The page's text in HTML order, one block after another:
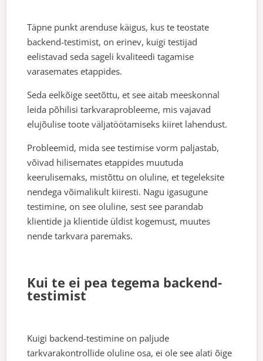
Täpne punkt arenduse käigus, kus te teostate
backend-testimist, on erinev, kuigi testijad
eelistavad seda sageli kvaliteedi tagamise
varasemates etappides.
Seda eelkõige seetõttu, et see aitab meeskonnal
leida põhilisi tarkvaraprobleeme, mis vajavad
elujõulise toote väljatöötamiseks kiiret lahendust.
Probleemid, mida see testimise vorm paljastab,
võivad hilisemates etappides muutuda
keerulisemaks, mistõttu on oluline, et tegeleksite
nendega võimalikult kiiresti. Nagu igasugune
testimine, on see oluline, sest see parandab
klientide ja klientide üldist kogemust, muutes
nende tarkvara paremaks.
Kui te ei pea tegema backend-
testimist
Kuigi backend-testimine on paljude
tarkvarakontrollide oluline osa, ei ole see alati õige